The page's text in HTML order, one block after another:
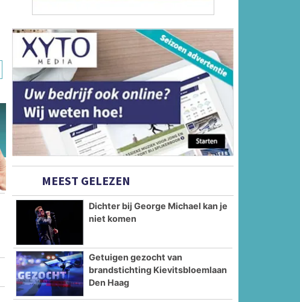
MEEST GELEZEN
Dichter bij George Michael kan je
niet komen
Getuigen gezocht van
brandstichting Kievitsbloemlaan
Den Haag